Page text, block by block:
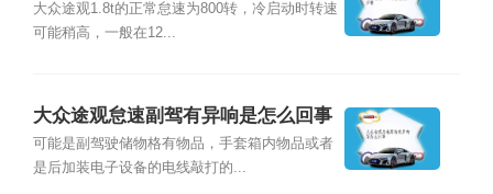
大众途观1.8t的正常怠速为800转，冷启动时转速
可能稍高，一般在12...
大众途观怠速副驾有异响是怎么回事
可能是副驾驶储物格有物品，手套箱内物品或者
是后加装电子设备的电线敲打的...